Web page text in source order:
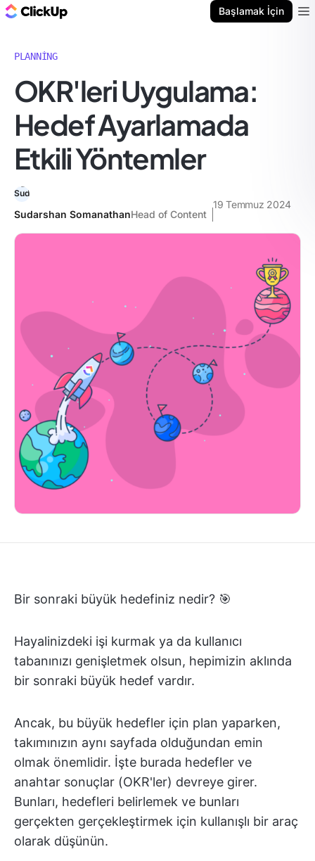
Başlamak İçin
PLANNING
OKR'leri Uygulama:
Hedef Ayarlamada
Etkili Yöntemler
Sudarshan SomanathanHead of Content
19 Temmuz 2024
Bir sonraki büyük hedefiniz nedir? 🎯
Hayalinizdeki işi kurmak ya da kullanıcı
tabanınızı genişletmek olsun, hepimizin aklında
bir sonraki büyük hedef vardır.
Ancak, bu büyük hedefler için plan yaparken,
takımınızın aynı sayfada olduğundan emin
olmak önemlidir. İşte burada hedefler ve
anahtar sonuçlar (OKR'ler) devreye girer.
Bunları, hedefleri belirlemek ve bunları
gerçekten gerçekleştirmek için kullanışlı bir araç
olarak düşünün.